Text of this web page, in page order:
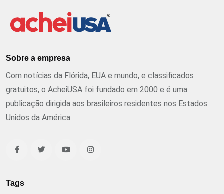
Sobre a empresa
Com notícias da Flórida, EUA e mundo, e classificados
gratuitos, o AcheiUSA foi fundado em 2000 e é uma
publicação dirigida aos brasileiros residentes nos Estados
Unidos da América
Tags